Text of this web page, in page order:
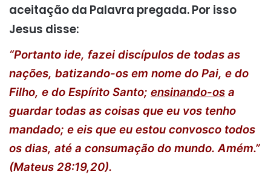
aceitação da Palavra pregada. Por isso
Jesus disse:
“Portanto ide, fazei discípulos de todas as
nações, batizando-os em nome do Pai, e do
Filho, e do Espírito Santo; ensinando-os a
guardar todas as coisas que eu vos tenho
mandado; e eis que eu estou convosco todos
os dias, até a consumação do mundo. Amém.”
(Mateus 28:19,20).